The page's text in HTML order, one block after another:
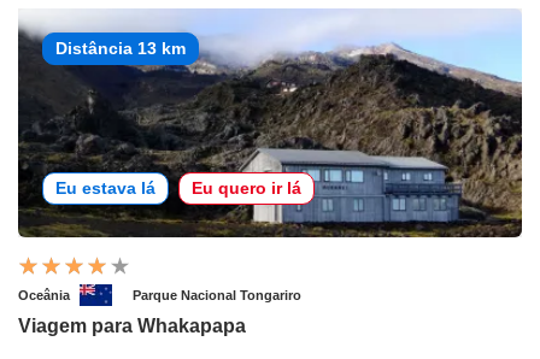
Distância 13 km
Eu estava lá Eu quero ir lá
Oceânia Parque Nacional Tongariro
Viagem para Whakapapa